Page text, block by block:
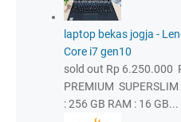
laptop bekas jogja -
Core i7 gen10
sold out Rp 6.250.000
PREMIUM SUPERSLIM
: 256 GB RAM : 16 GB...